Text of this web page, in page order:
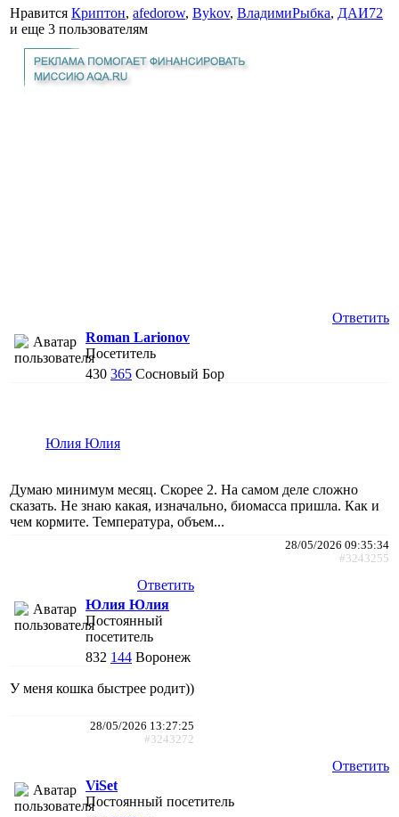
Нравится Криптон, afedorow, Bykov, ВладимиРыбка, ДАИ72
и еще 3 пользователям
Ответить
Roman Larionov
Посетитель
430 365 Сосновый Бор
Юлия Юлия
Думаю минимум месяц. Скорее 2. На самом деле сложно
сказать. Не знаю какая, изначально, биомасса пришла. Как и
чем кормите. Температура, объем...
28/05/2026 09:35:34
#3243255
Ответить
Юлия Юлия
Постоянный
посетитель
832 144 Воронеж
У меня кошка быстрее родит))
28/05/2026 13:27:25
#3243272
Ответить
ViSet
Постоянный посетитель